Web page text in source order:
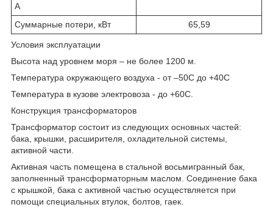
А
Суммарные потери, кВт 65,59
Условия эксплуатации
Высота над уровнем моря – не более 1200 м.
Температура окружающего воздуха - от –50С до +40С
Температура в кузове электровоза - до +60С.
Конструкция трансформаторов
Трансформатор состоит из следующих основных частей:
бака, крышки, расширителя, охладительной системы,
активной части.
Активная часть помещена в стальной восьмигранный бак,
заполненный трансформаторным маслом. Соединение бака
с крышкой, бака с активной частью осуществляется при
помощи специальных втулок, болтов, гаек.